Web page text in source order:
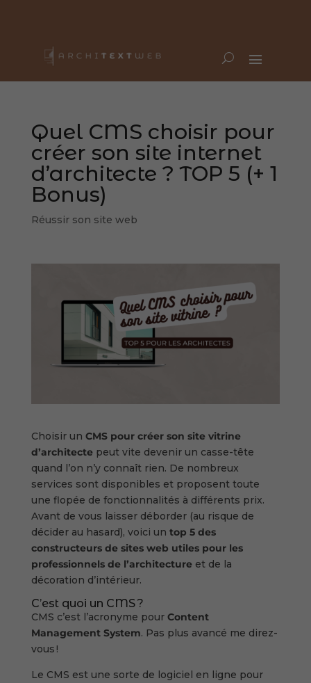
Quel CMS choisir pour
créer son site internet
d’architecte ? TOP 5 (+ 1
Bonus)
Réussir son site web
Choisir un CMS pour créer son site vitrine
d’architectepeut vite devenir un casse-tête
quand l’on n’y connaît rien. De nombreux
services sont disponibles et proposent toute
une flopée de fonctionnalités à différents prix.
Avant de vous laisser déborder (au risque de
décider au hasard), voici un top 5 des
constructeurs de sites web utiles pour les
professionnels de l’architectureet de la
décoration d’intérieur.
C’est quoi un CMS ?
CMS c’est l’acronyme pour Content
Management System. Pas plus avancé me direz-
vous !
Le CMS est une sorte de logiciel en ligne pour